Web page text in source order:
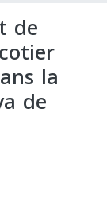
de
la
de